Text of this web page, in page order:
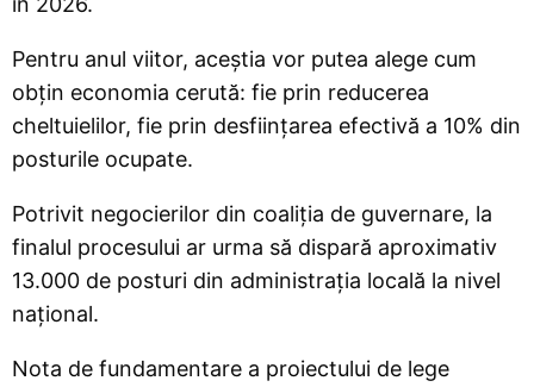
Pentru anul viitor, aceștia vor putea alege cum
obțin economia cerută: fie prin reducerea
cheltuielilor, fie prin desființarea efectivă a 10% din
posturile ocupate.
Potrivit negocierilor din coaliția de guvernare, la
finalul procesului ar urma să dispară aproximativ
13.000 de posturi din administrația locală la nivel
național.
Nota de fundamentare a proiectului de lege